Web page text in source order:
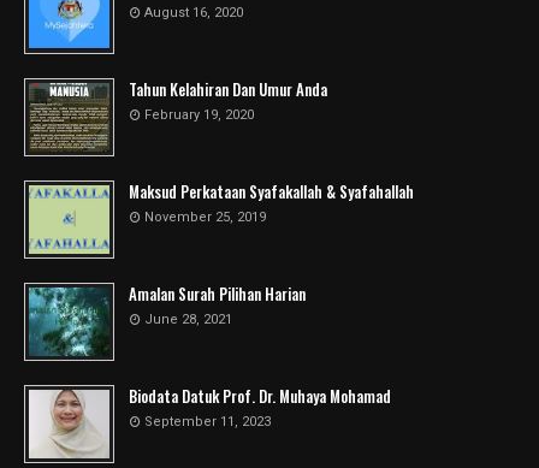
August 16, 2020
Tahun Kelahiran Dan Umur Anda
February 19, 2020
Maksud Perkataan Syafakallah & Syafahallah
November 25, 2019
Amalan Surah Pilihan Harian
June 28, 2021
Biodata Datuk Prof. Dr. Muhaya Mohamad
September 11, 2023